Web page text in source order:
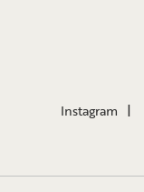
Instagram